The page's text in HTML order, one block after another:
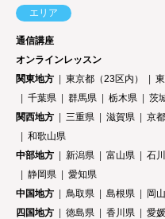
エリア
通信講座
オンラインレッスン
関東地方
東京都（23区内）
千葉県
群馬県 栃木県
茨
関西地方
三重県 滋賀県 京
和歌山県
中部地方
新潟県 富山県 石
静岡県
愛知県
中国地方
鳥取県 島根県 岡
四国地方
徳島県 香川県 愛